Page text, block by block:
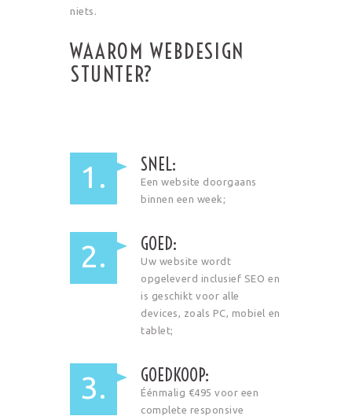
niets.
WAAROM WEBDESIGN
STUNTER?
1. SNEL:
Een website doorgaans
binnen een week;
2. GOED:
Uw website wordt
opgeleverd inclusief SEO en
is geschikt voor alle
devices, zoals PC, mobiel en
tablet;
3. GOEDKOOP:
Éénmalig €495 voor een
complete responsive